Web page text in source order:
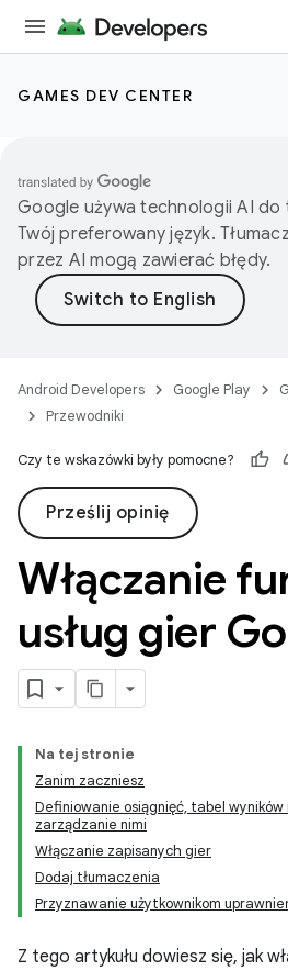
GAMES DEV CENTER
Google używa technologii AI do
Twój preferowany język.
przez AI mogą zawierać błędy.
Android Developers Google Play
Przewodniki
Czy te wskazówki były pomocne?
Prześlij opinię
Włączanie
usług gier
Na tej stronie
Zanim zaczniesz
Definiowanie osiągnięć, tabel
zarządzanie nimi
Włączanie zapisanych gier
Dodaj tłumaczenia
Przyznawanie użytkownikom
Z tego artykułu dowiesz się, jak